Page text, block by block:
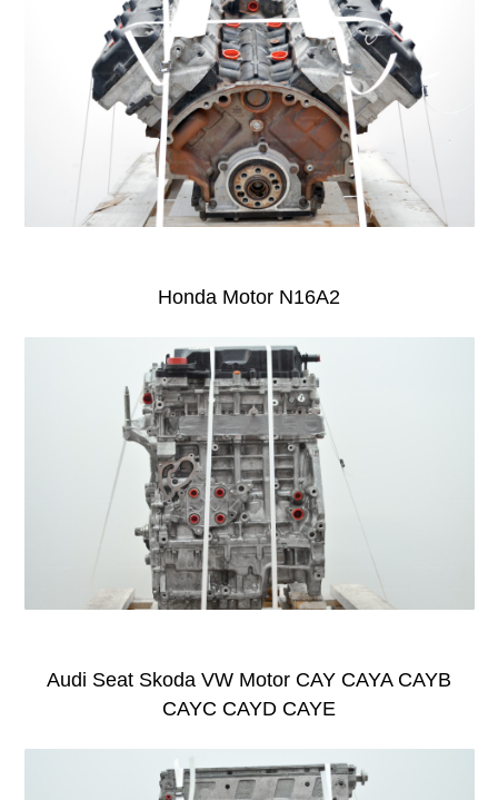
Honda Motor N16A2
Audi Seat Skoda VW Motor CAY CAYA CAYB
CAYC CAYD CAYE